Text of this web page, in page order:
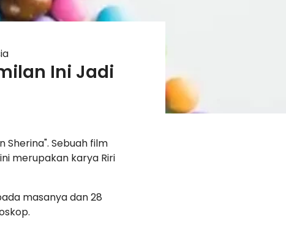
Ini Jadi
Sherina". Sebuah film
merupakan karya Riri
masanya dan 28